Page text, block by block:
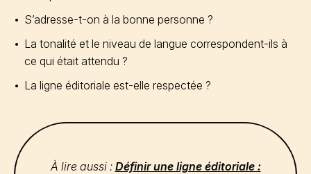
S’adresse-t-on à la bonne personne ?
La tonalité et le niveau de langue correspondent-ils à
ce qui était attendu ?
La ligne éditoriale est-elle respectée ?
À lire aussi : Définir une ligne éditoriale :